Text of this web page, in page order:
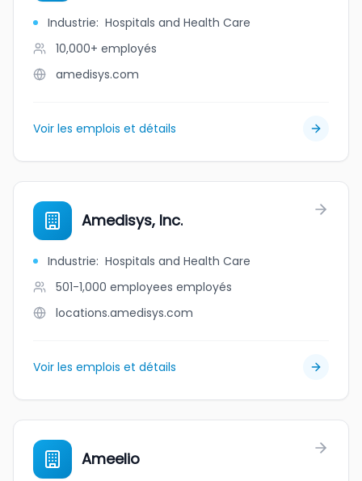
Industrie: Hospitals and Health Care
10,000+ employés
amedisys.com
Voir les emplois et détails
Amedisys, Inc.
Industrie: Hospitals and Health Care
501-1,000 employees employés
locations.amedisys.com
Voir les emplois et détails
Ameelio